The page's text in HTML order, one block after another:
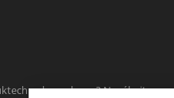
nebo e-shopu? Neváhejte